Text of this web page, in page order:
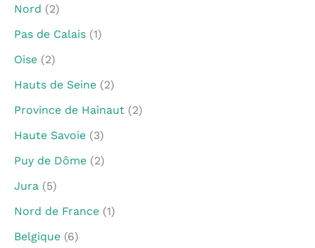
Nord (2)
Pas de Calais (1)
Oise (2)
Hauts de Seine (2)
Province de Hainaut (2)
Haute Savoie (3)
Puy de Dôme (2)
Jura (5)
Nord de France (1)
Belgique (6)